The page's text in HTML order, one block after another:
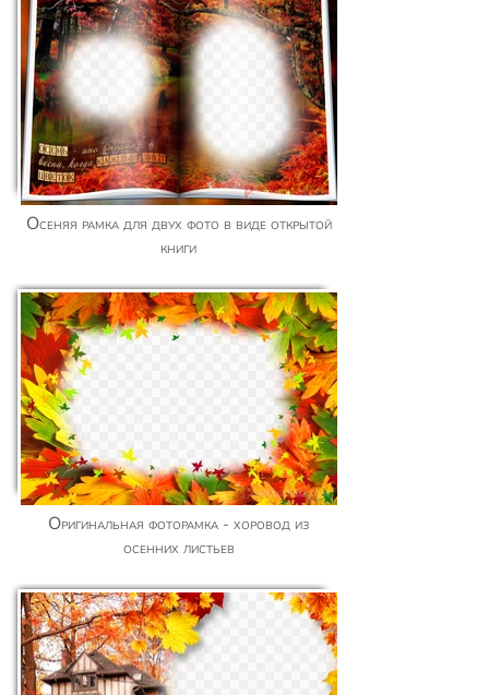
Осеняя рамка для двух фото в виде открытой
книги
Оригинальная фоторамка - хоровод из
осенних листьев